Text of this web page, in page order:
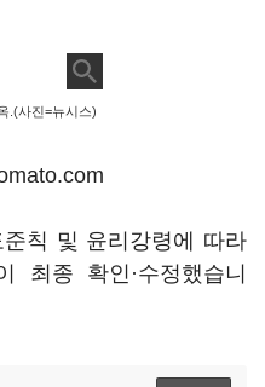
.(사진=뉴시스)
칙 및 윤리강령에 따라
최종 확인·수정했습니